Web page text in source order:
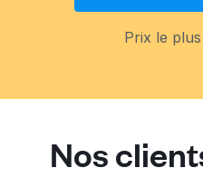
Prix le
Nos